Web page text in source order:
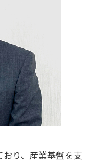
り、産業基盤を支